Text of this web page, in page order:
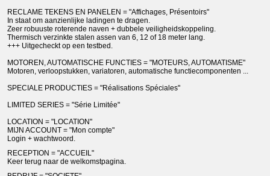
RECLAME TEKENS EN PANELEN = "Affichages, Présentoirs"
In staat om aanzienlijke ladingen te dragen.
Zeer robuuste roterende naven + dubbele veiligheidskoppeling.
Thermisch verzinkte stalen assen van 6, 12 of 18 meter lang.
+++ Uitgecheckt op een testbed.
MOTOREN, AUTOMATISCHE FUNCTIES = "MOTEURS, AUTOMATISME"
Motoren, verloopstukken, variatoren, automatische functiecomponenten ...
SPECIALE PRODUCTIES = "Réalisations Spéciales"
LIMITED SERIES = "Série Limitée"
LOCATION = "LOCATION"
MIJN ACCOUNT = "Mon compte"
Login + wachtwoord.
RECEPTION = "ACCUEIL"
Keer terug naar de welkomstpagina.